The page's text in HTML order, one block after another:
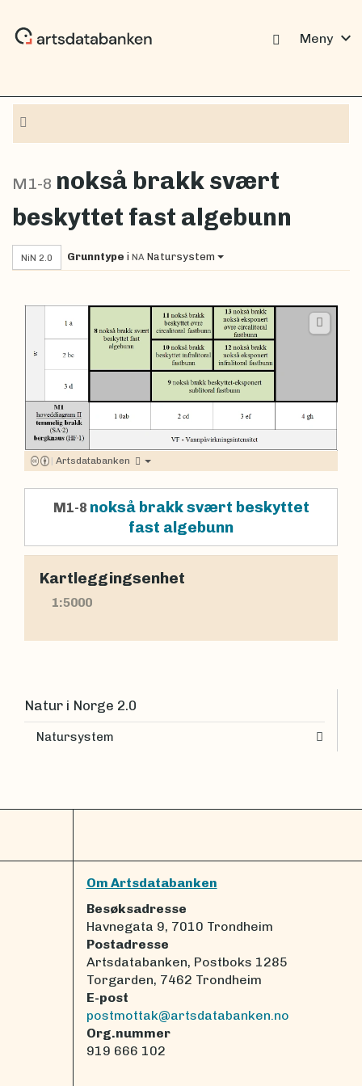
Meny expand_more
M1-8 nokså brakk svært
beskyttet fast algebunn
NiN 2.0 Grunntype i NA Natursystem
| Artsdatabanken
M1-8 nokså brakk svært beskyttet
fast algebunn
Kartleggingsenhet
1:5000
Natur i Norge 2.0
Natursystem
Om Artsdatabanken
Besøksadresse
Havnegata 9, 7010 Trondheim
Postadresse
Artsdatabanken, Postboks 1285
Torgarden, 7462 Trondheim
E-post
postmottak@artsdatabanken.no
Org.nummer
919 666 102